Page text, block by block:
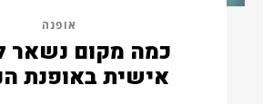
אופנה
כמה מקום נשאר
אישית באופנת